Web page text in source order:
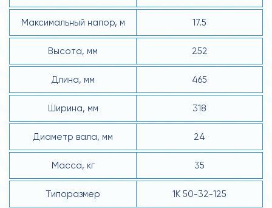
Максимальный напор, м 17.5
Высота, мм 252
Длина, мм 465
Ширина, мм 318
Диаметр вала, мм 24
Масса, кг 35
Типоразмер 1К 50-32-125